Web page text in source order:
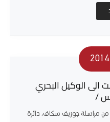
الى الوكيل البحري
/
مراسلة جوزيف سكاف، دائرة